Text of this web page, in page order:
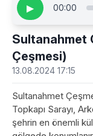
▶ 00:00
Sultanahmet
Çeşmesi)
13.08.2024 17:15
Sultanahmet
Topkapı Sarayı,
şehrin en önemli